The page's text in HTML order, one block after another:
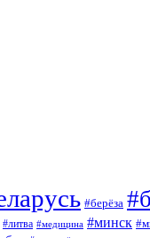
#берёза
#литва #медицина #минск